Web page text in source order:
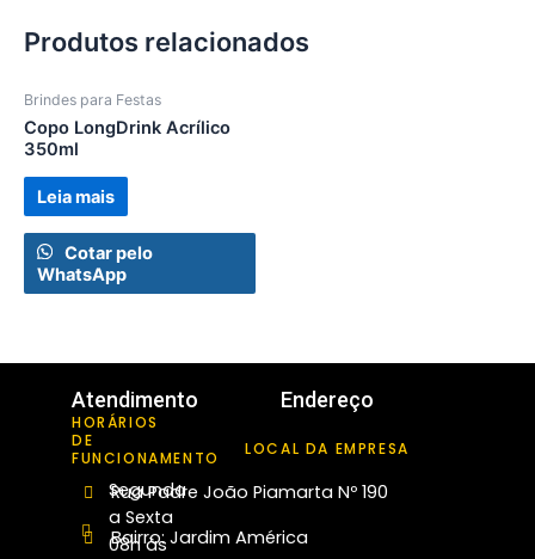
Produtos relacionados
Brindes para Festas
Copo LongDrink Acrílico
350ml
Leia mais
Cotar pelo
WhatsApp
Atendimento
HORÁRIOS
DE
FUNCIONAMENTO
Segunda
a Sexta
08h às
Endereço
LOCAL DA EMPRESA
Rua Padre João Piamarta Nº 190
Bairro: Jardim América